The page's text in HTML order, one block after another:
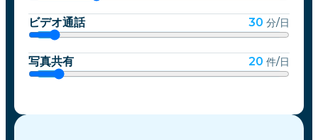
ビデオ通話 30 分/日
写真共有 20 件/日